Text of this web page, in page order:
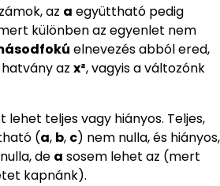
az a együttható pedig
különben az egyenlet nem
elnevezés abból ered,
az x², vagyis a változónk
lehet teljes vagy hiányos. Teljes,
(a, b, c) nem nulla, és hiányos,
de a sosem lehet az (mert
kapnánk).